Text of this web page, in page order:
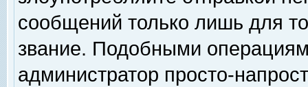
сообщений только лишь для
звание. Подобными
администратор просто-